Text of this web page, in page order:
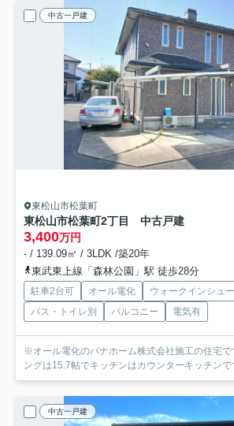
中古一戸建
東松山市松葉町
東松山市松葉町2丁目 中古戸建
3,400万円
- / 139.09㎡ / 3LDK /築20年
東武東上線「森林公園」駅 徒歩28分
駐車2台可 オール電化
ウォークインシュ
バス・トイレ別
バルコニー 電気有
※オール電化のパナホーム株式会社施工の住宅
ングは15.7帖でキッチンはカウンターキッチンで
中古一戸建